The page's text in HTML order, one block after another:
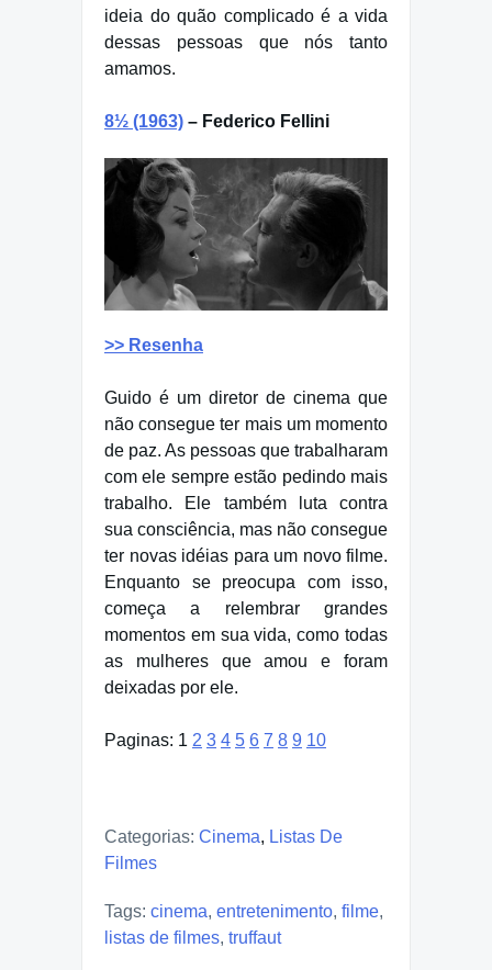
ideia do quão complicado é a vida
dessas pessoas que nós tanto
amamos.
8½ (1963) – Federico Fellini
>> Resenha
Guido é um diretor de cinema que
não consegue ter mais um momento
de paz. As pessoas que trabalharam
com ele sempre estão pedindo mais
trabalho. Ele também luta contra
sua consciência, mas não consegue
ter novas idéias para um novo filme.
Enquanto se preocupa com isso,
começa a relembrar grandes
momentos em sua vida, como todas
as mulheres que amou e foram
deixadas por ele.
Paginas: 1 2 3 4 5 6 7 8 9 10
Categorias: Cinema, Listas De
Filmes
Tags: cinema, entretenimento, filme,
listas de filmes, truffaut